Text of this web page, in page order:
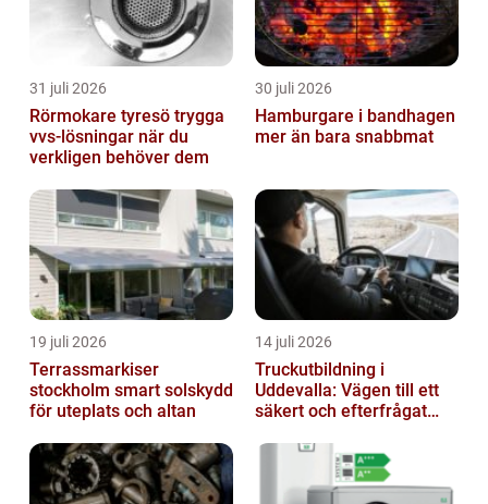
31 juli 2026
Rörmokare tyresö trygga
vvs-lösningar när du
verkligen behöver dem
30 juli 2026
Hamburgare i bandhagen
mer än bara snabbmat
19 juli 2026
Terrassmarkiser
stockholm smart solskydd
för uteplats och altan
14 juli 2026
Truckutbildning i
Uddevalla: Vägen till ett
säkert och efterfrågat